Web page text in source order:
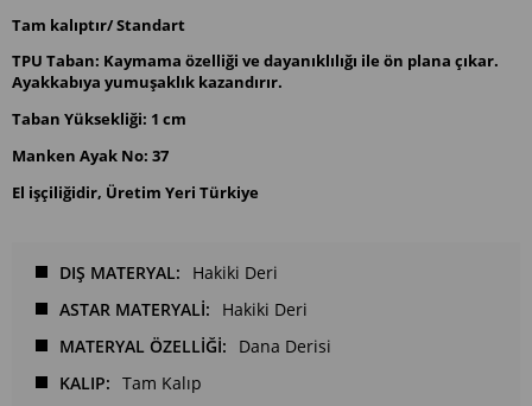
Tam kalıptır/ Standart
TPU Taban: Kaymama özelliği ve dayanıklılığı ile ön plana çıkar.
Ayakkabıya yumuşaklık kazandırır.
Taban Yüksekliği: 1 cm
Manken Ayak No: 37
El işçiliğidir, Üretim Yeri Türkiye
DIŞ MATERYAL
Hakiki Deri
ASTAR MATERYALİ
Hakiki Deri
MATERYAL ÖZELLİĞİ
Dana Derisi
KALIP
Tam Kalıp